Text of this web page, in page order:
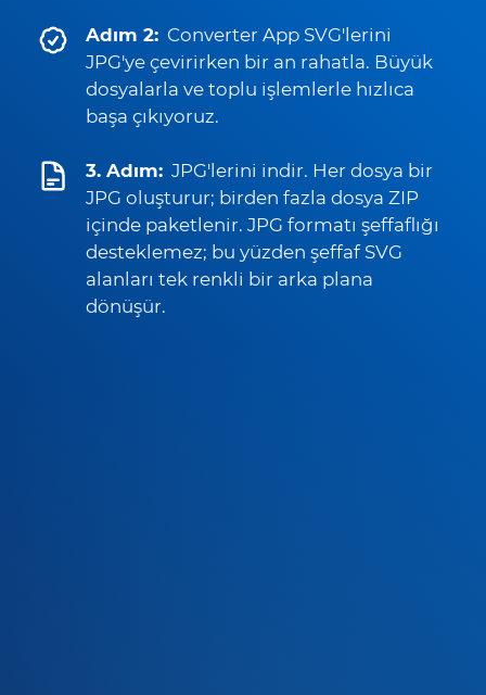
Adım 2: Converter App SVG'lerini
JPG'ye çevirirken bir an rahatla. Büyük
dosyalarla ve toplu işlemlerle hızlıca
başa çıkıyoruz.
3. Adım: JPG'lerini indir. Her dosya bir
JPG oluşturur; birden fazla dosya ZIP
içinde paketlenir. JPG formatı şeffaflığı
desteklemez; bu yüzden şeffaf SVG
alanları tek renkli bir arka plana
dönüşür.